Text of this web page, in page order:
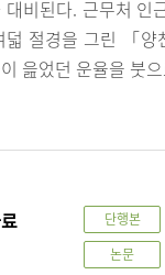
대비된다. 근무처 인
덟 절경을 그린 「양
읊었던 운율을 붓
단행본
논문